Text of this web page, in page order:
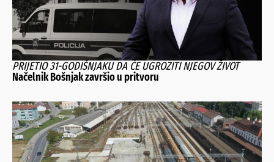
PRIJETIO 31-GODIŠNJAKU DA ĆE UGROZITI NJEGOV ŽIVOT
Načelnik Bošnjak završio u pritvoru